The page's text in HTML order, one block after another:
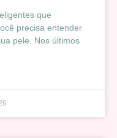
que
precisa entender
pele. Nos últimos